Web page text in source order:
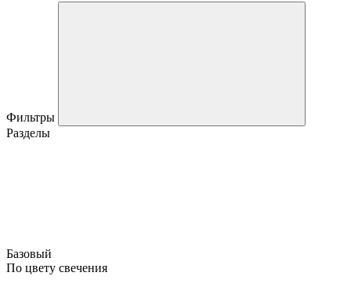
Фильтры
Разделы
Базовый
По цвету свечения